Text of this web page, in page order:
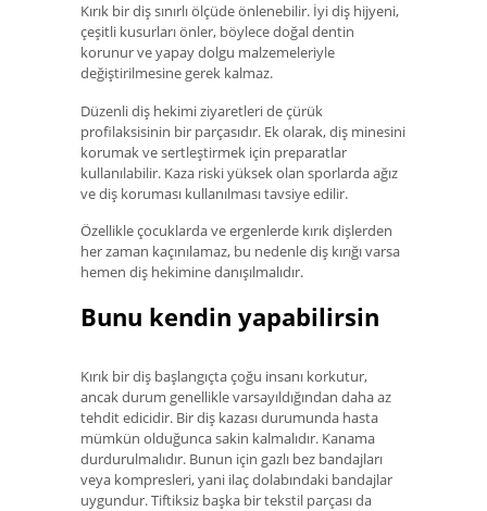
Kırık bir diş sınırlı ölçüde önlenebilir. İyi diş hijyeni,
çeşitli kusurları önler, böylece doğal dentin
korunur ve yapay dolgu malzemeleriyle
değiştirilmesine gerek kalmaz.
Düzenli diş hekimi ziyaretleri de çürük
profilaksisinin bir parçasıdır. Ek olarak, diş minesini
korumak ve sertleştirmek için preparatlar
kullanılabilir. Kaza riski yüksek olan sporlarda ağız
ve diş koruması kullanılması tavsiye edilir.
Özellikle çocuklarda ve ergenlerde kırık dişlerden
her zaman kaçınılamaz, bu nedenle diş kırığı varsa
hemen diş hekimine danışılmalıdır.
Bunu kendin yapabilirsin
Kırık bir diş başlangıçta çoğu insanı korkutur,
ancak durum genellikle varsayıldığından daha az
tehdit edicidir. Bir diş kazası durumunda hasta
mümkün olduğunca sakin kalmalıdır. Kanama
durdurulmalıdır. Bunun için gazlı bez bandajları
veya kompresleri, yani ilaç dolabındaki bandajlar
uygundur. Tiftiksiz başka bir tekstil parçası da